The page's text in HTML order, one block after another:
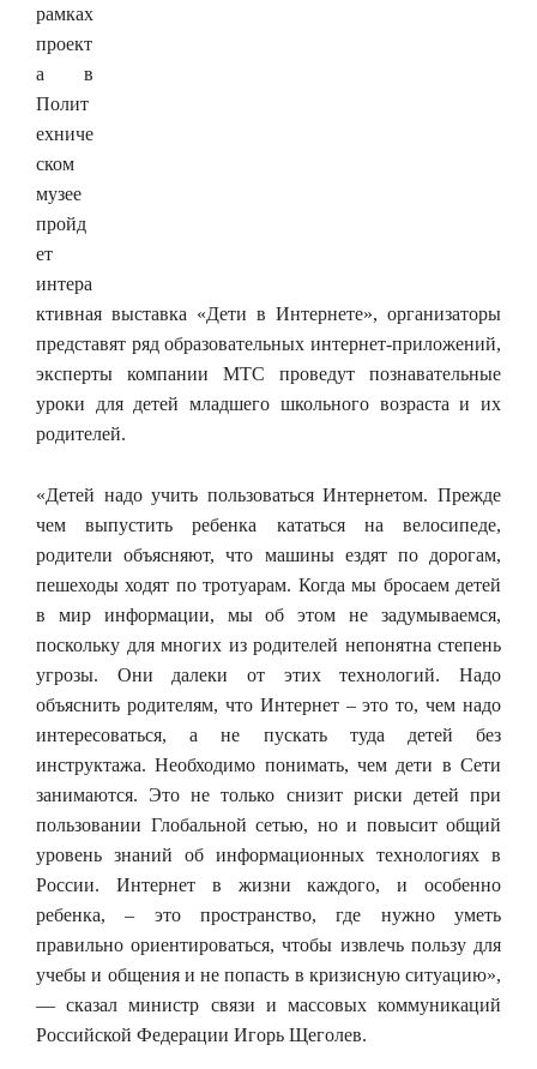
рамках
проект
а в
Полит
ехниче
ском
музее
пройд
ет
интера
ктивная выставка «Дети в Интернете», организаторы
представят ряд образовательных интернет-приложений,
эксперты компании МТС проведут познавательные
уроки для детей младшего школьного возраста и их
родителей.
«Детей надо учить пользоваться Интернетом. Прежде
чем выпустить ребенка кататься на велосипеде,
родители объясняют, что машины ездят по дорогам,
пешеходы ходят по тротуарам. Когда мы бросаем детей
в мир информации, мы об этом не задумываемся,
поскольку для многих из родителей непонятна степень
угрозы. Они далеки от этих технологий. Надо
объяснить родителям, что Интернет – это то, чем надо
интересоваться, а не пускать туда детей без
инструктажа. Необходимо понимать, чем дети в Сети
занимаются. Это не только снизит риски детей при
пользовании Глобальной сетью, но и повысит общий
уровень знаний об информационных технологиях в
России. Интернет в жизни каждого, и особенно
ребенка, – это пространство, где нужно уметь
правильно ориентироваться, чтобы извлечь пользу для
учебы и общения и не попасть в кризисную ситуацию»,
— сказал министр связи и массовых коммуникаций
Российской Федерации Игорь Щеголев.